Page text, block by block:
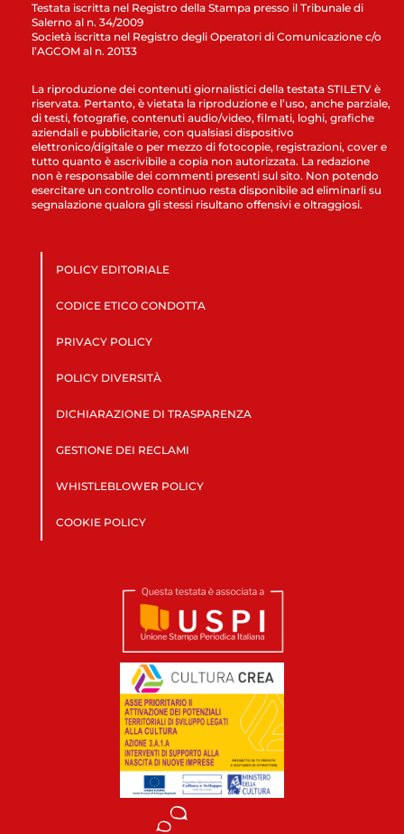
Testata iscritta nel Registro della Stampa presso il Tribunale di
Salerno al n. 34/2009
Società iscritta nel Registro degli Operatori di Comunicazione c/o
l’AGCOM al n. 20133
La riproduzione dei contenuti giornalistici della testata STILETV è
riservata. Pertanto, è vietata la riproduzione e l’uso, anche parziale,
di testi, fotografie, contenuti audio/video, filmati, loghi, grafiche
aziendali e pubblicitarie, con qualsiasi dispositivo
elettronico/digitale o per mezzo di fotocopie, registrazioni, cover e
tutto quanto è ascrivibile a copia non autorizzata. La redazione
non è responsabile dei commenti presenti sul sito. Non potendo
esercitare un controllo continuo resta disponibile ad eliminarli su
segnalazione qualora gli stessi risultano offensivi e oltraggiosi.
POLICY EDITORIALE
CODICE ETICO CONDOTTA
PRIVACY POLICY
POLICY DIVERSITÀ
DICHIARAZIONE DI TRASPARENZA
GESTIONE DEI RECLAMI
WHISTLEBLOWER POLICY
COOKIE POLICY